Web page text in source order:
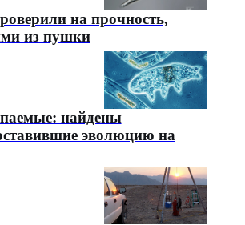
на прочность,
из пушки
найдены
эволюцию на